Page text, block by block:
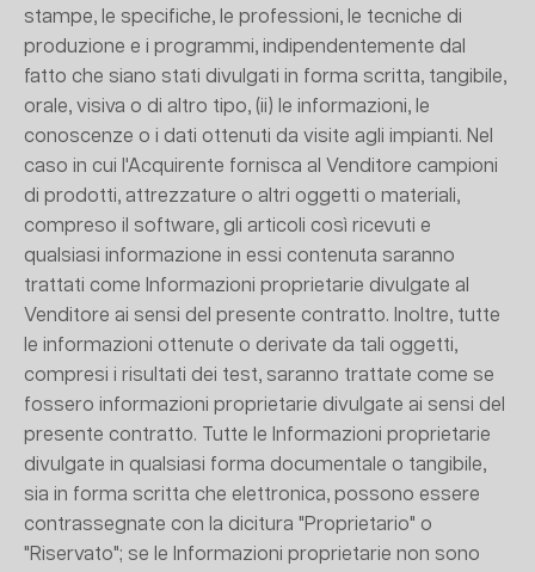
stampe, le specifiche, le professioni, le tecniche di
produzione e i programmi, indipendentemente dal
fatto che siano stati divulgati in forma scritta, tangibile,
orale, visiva o di altro tipo, (ii) le informazioni, le
conoscenze o i dati ottenuti da visite agli impianti. Nel
caso in cui l'Acquirente fornisca al Venditore campioni
di prodotti, attrezzature o altri oggetti o materiali,
compreso il software, gli articoli così ricevuti e
qualsiasi informazione in essi contenuta saranno
trattati come Informazioni proprietarie divulgate al
Venditore ai sensi del presente contratto. Inoltre, tutte
le informazioni ottenute o derivate da tali oggetti,
compresi i risultati dei test, saranno trattate come se
fossero informazioni proprietarie divulgate ai sensi del
presente contratto. Tutte le Informazioni proprietarie
divulgate in qualsiasi forma documentale o tangibile,
sia in forma scritta che elettronica, possono essere
contrassegnate con la dicitura "Proprietario" o
"Riservato"; se le Informazioni proprietarie non sono